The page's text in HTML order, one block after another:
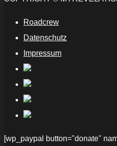
Roadcrew
Datenschutz
Impressum
[wp_paypal button="donate"